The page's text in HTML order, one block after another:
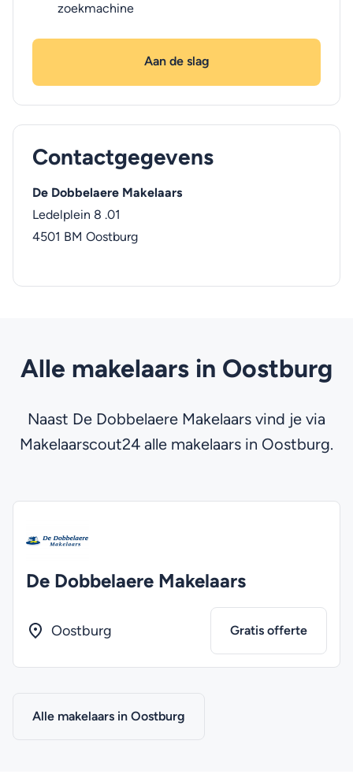
zoekmachine
Aan de slag
Contactgegevens
De Dobbelaere Makelaars
Ledelplein 8 .01
4501 BM Oostburg
Alle makelaars in Oostburg
Naast De Dobbelaere Makelaars vind je via
Makelaarscout24 alle makelaars in Oostburg.
De Dobbelaere Makelaars
Oostburg Gratis offerte
Alle makelaars in Oostburg